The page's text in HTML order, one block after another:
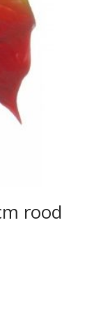
rood